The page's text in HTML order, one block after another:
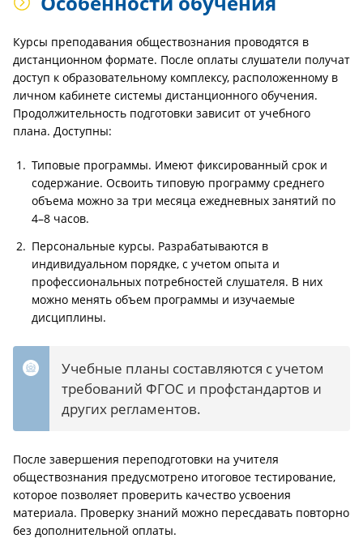
Курсы преподавания обществознания проводятся в
дистанционном формате. После оплаты слушатели получат
доступ к образовательному комплексу, расположенному в
личном кабинете системы дистанционного обучения.
Продолжительность подготовки зависит от учебного
плана. Доступны:
Типовые программы. Имеют фиксированный срок и
содержание. Освоить типовую программу среднего
объема можно за три месяца ежедневных занятий по
4–8 часов.
Персональные курсы. Разрабатываются в
индивидуальном порядке, с учетом опыта и
профессиональных потребностей слушателя. В них
можно менять объем программы и изучаемые
дисциплины.
Учебные планы составляются с учетом
требований ФГОС и профстандартов и
других регламентов.
После завершения переподготовки на учителя
обществознания предусмотрено итоговое тестирование,
которое позволяет проверить качество усвоения
материала. Проверку знаний можно пересдавать повторно
без дополнительной оплаты.